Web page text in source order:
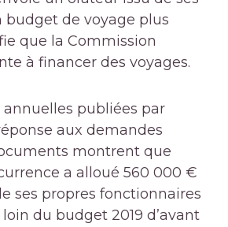
budget de voyage plus
que la Commission
à financer des voyages.
annuelles publiées par
aux demandes
montrent que
a alloué 560 000 €
ses propres fonctionnaires
loin du budget 2019 d’avant